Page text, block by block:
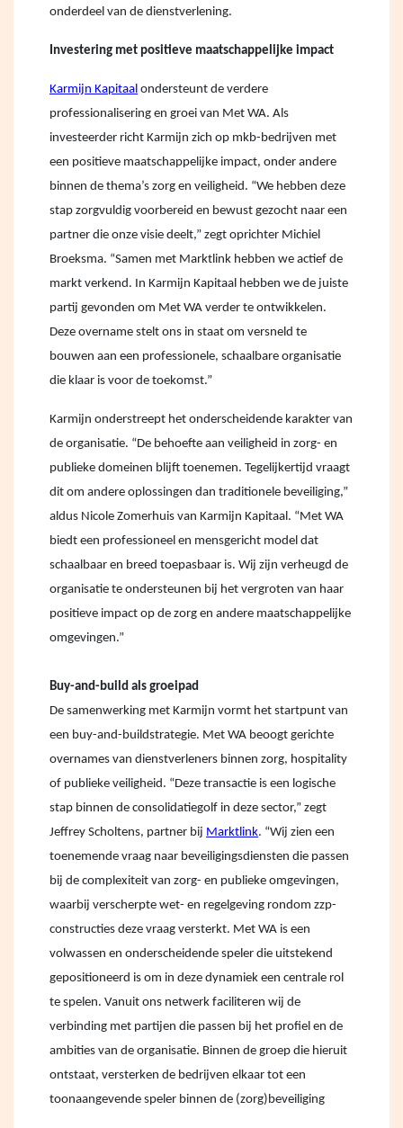
onderdeel van de dienstverlening.
Investering met positieve maatschappelijke impact
Karmijn Kapitaal ondersteunt de verdere
professionalisering en groei van Met WA. Als
investeerder richt Karmijn zich op mkb-bedrijven met
een positieve maatschappelijke impact, onder andere
binnen de thema’s zorg en veiligheid. “We hebben deze
stap zorgvuldig voorbereid en bewust gezocht naar een
partner die onze visie deelt,” zegt oprichter Michiel
Broeksma. “Samen met Marktlink hebben we actief de
markt verkend. In Karmijn Kapitaal hebben we de juiste
partij gevonden om Met WA verder te ontwikkelen.
Deze overname stelt ons in staat om versneld te
bouwen aan een professionele, schaalbare organisatie
die klaar is voor de toekomst.”
Karmijn onderstreept het onderscheidende karakter van
de organisatie. “De behoefte aan veiligheid in zorg- en
publieke domeinen blijft toenemen. Tegelijkertijd vraagt
dit om andere oplossingen dan traditionele beveiliging,”
aldus Nicole Zomerhuis van Karmijn Kapitaal. “Met WA
biedt een professioneel en mensgericht model dat
schaalbaar en breed toepasbaar is. Wij zijn verheugd de
organisatie te ondersteunen bij het vergroten van haar
positieve impact op de zorg en andere maatschappelijke
omgevingen.”
Buy-and-build als groeipad
De samenwerking met Karmijn vormt het startpunt van
een buy-and-buildstrategie. Met WA beoogt gerichte
overnames van dienstverleners binnen zorg, hospitality
of publieke veiligheid. “Deze transactie is een logische
stap binnen de consolidatiegolf in deze sector,” zegt
Jeffrey Scholtens, partner bij Marktlink. “Wij zien een
toenemende vraag naar beveiligingsdiensten die passen
bij de complexiteit van zorg- en publieke omgevingen,
waarbij verscherpte wet- en regelgeving rondom zzp-
constructies deze vraag versterkt. Met WA is een
volwassen en onderscheidende speler die uitstekend
gepositioneerd is om in deze dynamiek een centrale rol
te spelen. Vanuit ons netwerk faciliteren wij de
verbinding met partijen die passen bij het profiel en de
ambities van de organisatie. Binnen de groep die hieruit
ontstaat, versterken de bedrijven elkaar tot een
toonaangevende speler binnen de (zorg)beveiliging